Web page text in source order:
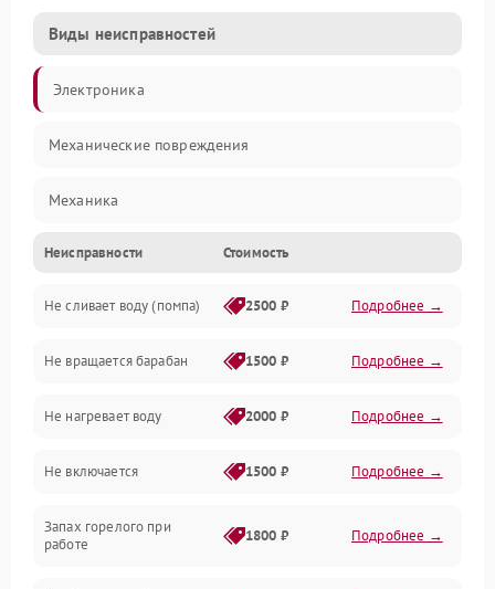
Виды неисправностей
Электроника
Механические повреждения
Механика
Электропитание
Водоснабжение
Слив
Программное обеспечение
Неисправности Стоимость
Не сливает воду (помпа) 2500 ₽ Подробнее →
Не вращается барабан 1500 ₽ Подробнее →
Не нагревает воду 2000 ₽ Подробнее →
Не включается 1500 ₽ Подробнее →
Запах горелого при
работе
1800 ₽ Подробнее →